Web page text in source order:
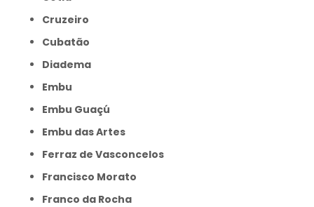
Cruzeiro
Cubatão
Diadema
Embu
Embu Guaçú
Embu das Artes
Ferraz de Vasconcelos
Francisco Morato
Franco da Rocha